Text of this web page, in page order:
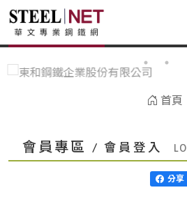
首頁
會員專區 / 會員登入
分享